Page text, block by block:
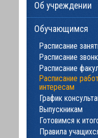
Об учреждении
Обучающимся
Расписание
Расписание
Расписание
Расписание работы объединений по
интересам
График
Выпускникам
Готовимся к
Правила